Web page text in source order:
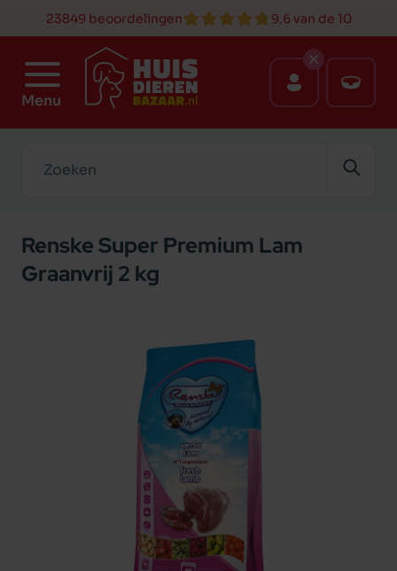
23849 beoordelingen 9,6 van de 10
Menu
Renske Super Premium Lam
Graanvrij 2 kg